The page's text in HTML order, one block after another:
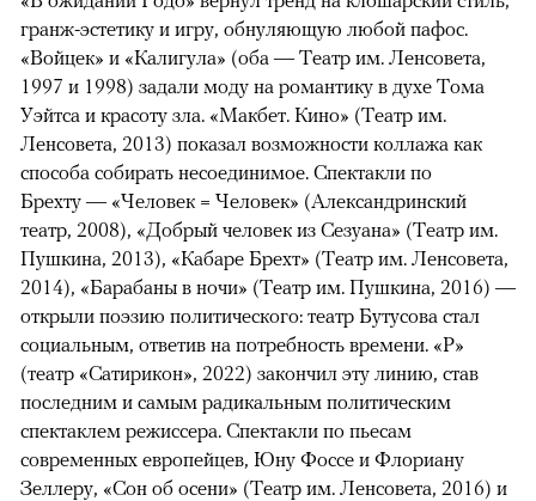
гранж-эстетику и игру, обнуляющую любой пафос.
«Войцек» и «Калигула» (оба — Театр им. Ленсовета,
1997 и 1998) задали моду на романтику в духе Тома
Уэйтса и красоту зла. «Макбет. Кино» (Театр им.
Ленсовета, 2013) показал возможности коллажа как
способа собирать несоединимое. Спектакли по
Брехту — «Человек = Человек» (Александринский
театр, 2008), «Добрый человек из Сезуана» (Театр им.
Пушкина, 2013), «Кабаре Брехт» (Театр им. Ленсовета,
2014), «Барабаны в ночи» (Театр им. Пушкина, 2016) —
открыли поэзию политического: театр Бутусова стал
социальным, ответив на потребность времени. «Р»
(театр «Сатирикон», 2022) закончил эту линию, став
последним и самым радикальным политическим
спектаклем режиссера. Спектакли по пьесам
современных европейцев, Юну Фоссе и Флориану
Зеллеру, «Сон об осени» (Театр им. Ленсовета, 2016) и